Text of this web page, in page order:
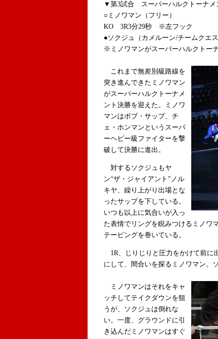
▼第3試合 スーパーハルクトーナ
○ミノワマン（フリー）
KO 3R3分29秒 ※左フック
●ソクジュ（カメルーン/チームクエ
※ミノワマンがスーパーハルクトー
これまで無差別級路線を
突き進んできたミノワマン
がスーパーハルクトーナメ
ント決勝を迎えた。ミノワ
マンはボブ・サップ、チ
ェ・ホンマンというスーパ
ーヘビー級ファイターを撃
破して決勝に進出。
対するソクジュもヤ
ン“ザ・ジャイアント”ノル
キヤ、繰り上がり出場とな
ったサップを下している。
いつも以上に気合いが入っ
た表情でリングを睨みつけるミノワ
テーピングを巻いている。
1R、じりじりと圧力をかけて前に
にして、間合いを探るミノワマン
ミノワマンはそれをキャ
ッチしてテイクダウンを狙
うが、ソクジュは倒れな
い。一度、グラウンドに引
き込んだミノワマンはすぐ